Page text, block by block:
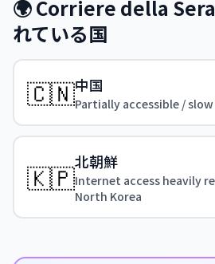
🌍 Corriere della Sera
れている国
🇨🇳中国
Partially accessible / slow
🇰🇵北朝鮮
Internet access heavily
North Korea